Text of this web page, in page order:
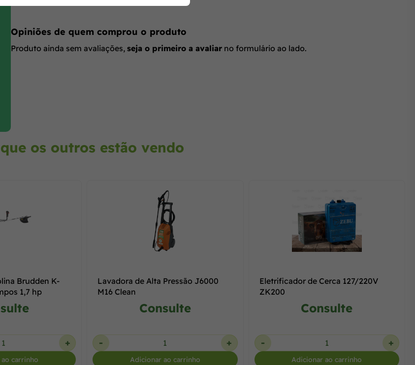
Opiniões de quem comprou o produto
Produto ainda sem avaliações, seja o primeiro a avaliar no formulário ao lado.
os outros estão vendo
Brudden K-
1,7 hp
+
carrinho
Lavadora de Alta Pressão J6000
M16 Clean
Consulte
- +
Adicionar ao carrinho
Eletrificador de Cerca 127/220V
ZK200
Consulte
- +
Adicionar ao carrinho